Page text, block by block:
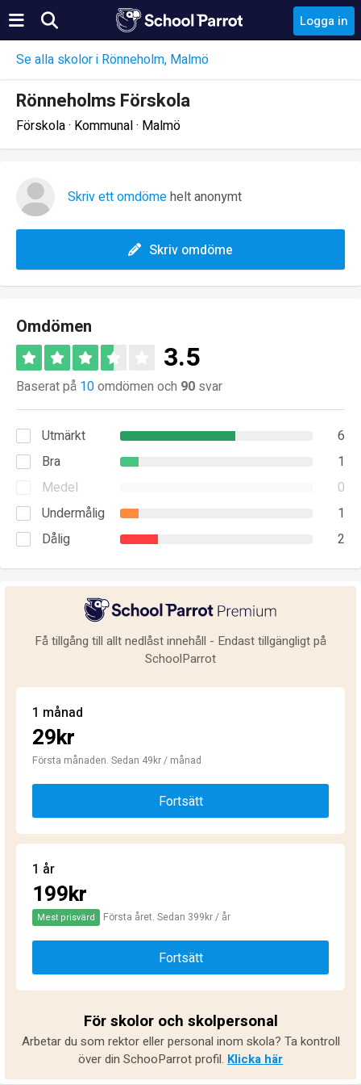
Logga in
Se alla skolor i Rönneholm, Malmö
Rönneholms Förskola
Förskola · Kommunal · Malmö
Skriv ett omdömehelt anonymt
Skriv omdöme
Omdömen
3.5
Baserat på 10omdömen och 90 svar
Utmärkt
6
Bra
1
Medel
0
Undermålig
1
Dålig
2
Få tillgång till allt nedlåst innehåll - Endast tillgängligt på
SchoolParrot
1 månad
29kr
Första månaden. Sedan 49kr / månad
Fortsätt
1 år
199kr
Mest prisvärd Första året. Sedan 399kr / år
Fortsätt
För skolor och skolpersonal
Arbetar du som rektor eller personal inom skola? Ta kontroll
över din SchooParrot profil. Klicka här